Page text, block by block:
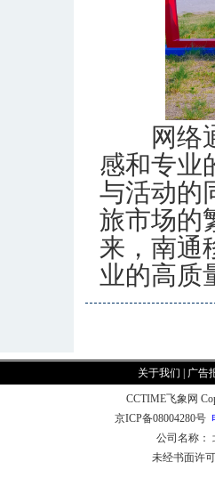
网络通
感和专业
与活动的
旅市场的
来，南通
业的高质
关于我们 广告
CCTIME飞象网
京ICP备08004280号
公司名称：
未经书面许